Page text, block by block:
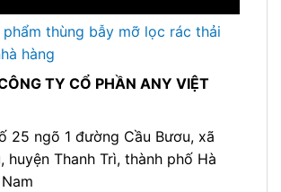
phẩm thùng bẫy mỡ lọc rác thải
hàng
TY CỔ PHẦN ANY VIỆT
25 ngõ 1 đường Cầu Bươu, xã
huyện Thanh Trì, thành phố Hà